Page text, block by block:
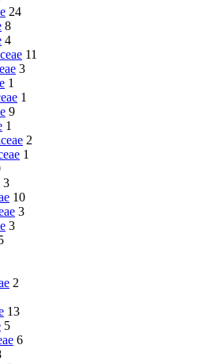
24
8
4
11
3
1
1
9
1
2
1
3
10
3
3
2
13
5
6